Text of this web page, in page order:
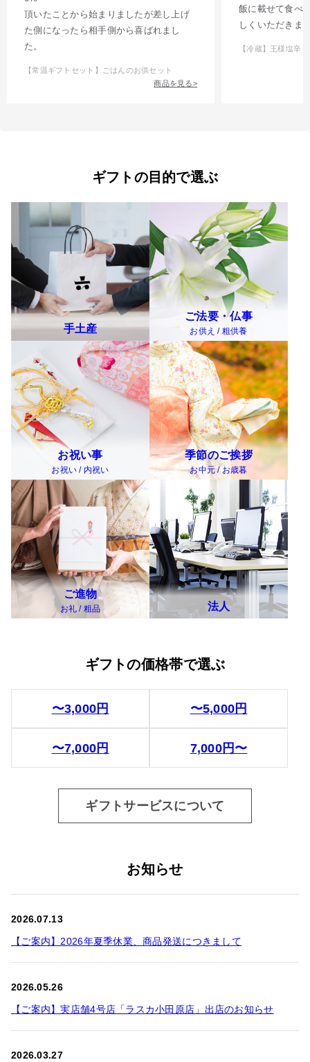
頂いたことから始まりましたが差し上げ
た側になったら相手側から喜ばれまし
た。
【常温ギフトセット】ごはんのお供セット
商品を見る>
飯に載せて食べ
しくいただきま
【冷蔵】王様塩辛
ギフトの目的で選ぶ
手土産
ご法要・仏事
お供え / 粗供養
お祝い事
お祝い / 内祝い
季節のご挨拶
お中元 / お歳暮
ご進物
お礼 / 粗品 法人
ギフトの価格帯で選ぶ
〜3,000円 〜5,000円
〜7,000円 7,000円〜
ギフトサービスについて
お知らせ
2026.07.13
【ご案内】2026年夏季休業、商品発送につきまして
2026.05.26
【ご案内】実店舗4号店「ラスカ小田原店」出店のお知らせ
2026.03.27